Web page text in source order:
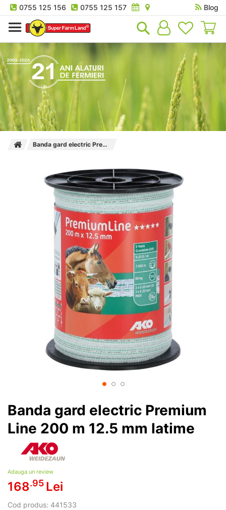
0755 125 156 0755 125 157
Blog
Banda gard electric Premium Line 200 m 12.5 mm latime
Banda gard electric Premium
Line 200 m 12.5 mm latime
Adauga un review
168.95 Lei
Cod produs: 441533